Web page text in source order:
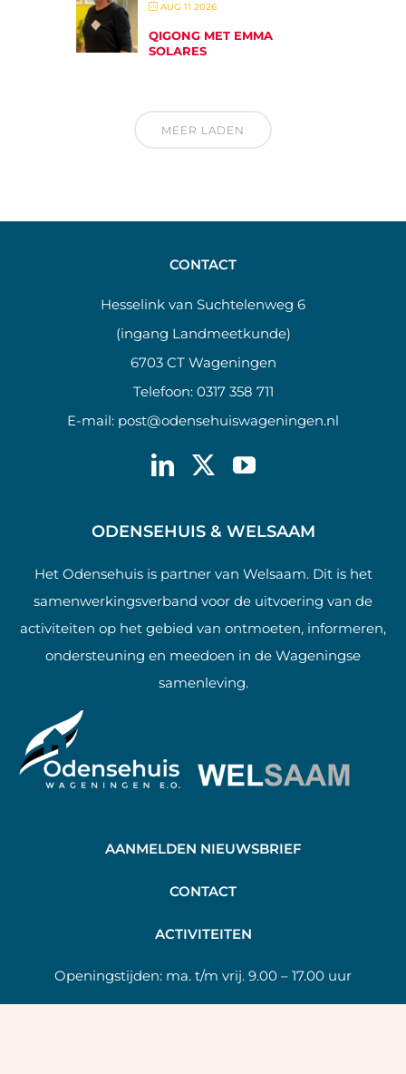
AUG 11 2026
QIGONG MET EMMA
SOLARES
MEER LADEN
CONTACT
Hesselink van Suchtelenweg 6
(ingang Landmeetkunde)
6703 CT Wageningen
Telefoon: 0317 358 711
E-mail: post@odensehuiswageningen.nl
ODENSEHUIS & WELSAAM
Het Odensehuis is partner van Welsaam. Dit is het
samenwerkingsverband voor de uitvoering van de
activiteiten op het gebied van ontmoeten, informeren,
ondersteuning en meedoen in de Wageningse
samenleving.
AANMELDEN NIEUWSBRIEF
CONTACT
ACTIVITEITEN
Openingstijden: ma. t/m vrij. 9.00 – 17.00 uur